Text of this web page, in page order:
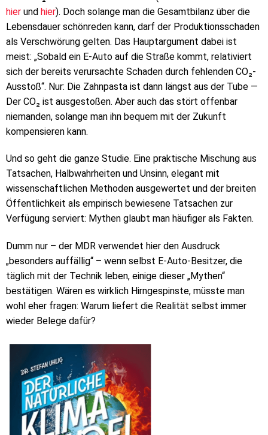
hier und hier). Doch solange man die Gesamtbilanz über die
Lebensdauer schönreden kann, darf der Produktionsschaden
als Verschwörung gelten. Das Hauptargument dabei ist
meist: „Sobald ein E-Auto auf die Straße kommt, relativiert
sich der bereits verursachte Schaden durch fehlenden CO₂-
Ausstoß“. Nur: Die Zahnpasta ist dann längst aus der Tube —
Der CO₂ ist ausgestoßen. Aber auch das stört offenbar
niemanden, solange man ihn bequem mit der Zukunft
kompensieren kann.
Und so geht die ganze Studie. Eine praktische Mischung aus
Tatsachen, Halbwahrheiten und Unsinn, elegant mit
wissenschaftlichen Methoden ausgewertet und der breiten
Öffentlichkeit als empirisch bewiesene Tatsachen zur
Verfügung serviert: Mythen glaubt man häufiger als Fakten.
Dumm nur – der MDR verwendet hier den Ausdruck
„besonders auffällig“ – wenn selbst E-Auto-Besitzer, die
täglich mit der Technik leben, einige dieser „Mythen“
bestätigen. Wären es wirklich Hirngespinste, müsste man
wohl eher fragen: Warum liefert die Realität selbst immer
wieder Belege dafür?